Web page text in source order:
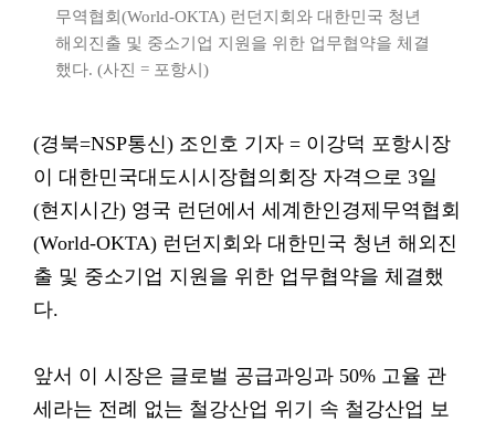
무역협회(World-OKTA) 런던지회와 대한민국 청년
해외진출 및 중소기업 지원을 위한 업무협약을 체결
했다. (사진 = 포항시)
(경북=NSP통신) 조인호 기자 = 이강덕 포항시장
이 대한민국대도시시장협의회장 자격으로 3일
(현지시간) 영국 런던에서 세계한인경제무역협회
(World-OKTA) 런던지회와 대한민국 청년 해외진
출 및 중소기업 지원을 위한 업무협약을 체결했
다.
앞서 이 시장은 글로벌 공급과잉과 50% 고율 관
세라는 전례 없는 철강산업 위기 속 철강산업 보